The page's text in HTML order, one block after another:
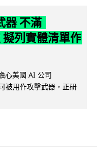
器 不滿
列實體清單作
心美國 AI 公司
被用作攻擊武器，正研